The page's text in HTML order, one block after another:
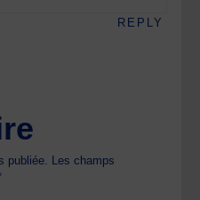
REPLY
publiée. Les champs